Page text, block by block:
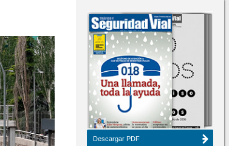
Descargar PDF